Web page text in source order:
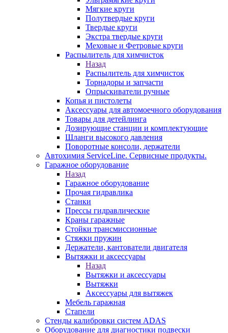
Мягкие круги
Полутвердые круги
Твердые круги
Экстра твердые круги
Меховые и Фетровые круги
Распылитель для химчисток
Назад
Распылитель для химчисток
Торнадоры и запчасти
Опрыскиватели ручные
Копья и пистолеты
Аксессуары для автомоечного оборудования
Товары для детейлинга
Дозирующие станции и комплектующие
Шланги высокого давления
Поворотные консоли, держатели
Автохимия ServiceLine. Сервисные продукты.
Гаражное оборудование
Назад
Гаражное оборудование
Прочая гидравлика
Станки
Прессы гидравлические
Краны гаражные
Стойки трансмиссионные
Стяжки пружин
Держатели, кантователи двигателя
Вытяжки и аксессуары
Назад
Вытяжки и аксессуары
Вытяжки
Аксессуары для вытяжек
Мебель гаражная
Стапели
Стенды калибровки систем ADAS
Оборудование для диагностики подвески